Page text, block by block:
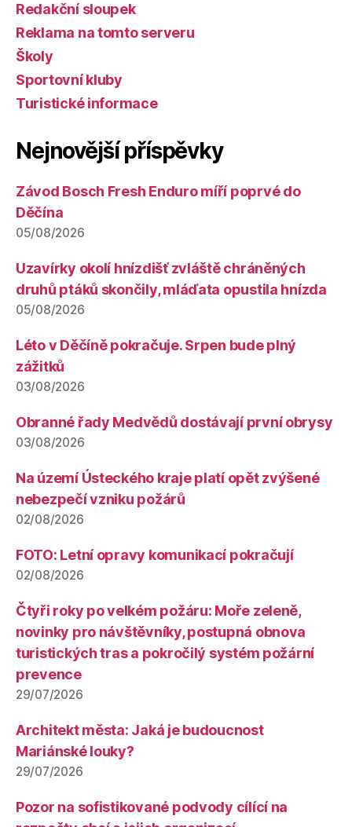
Redakční sloupek
Reklama na tomto serveru
Školy
Sportovní kluby
Turistické informace
Nejnovější příspěvky
Závod Bosch Fresh Enduro míří poprvé do
Děčína
05/08/2026
Uzavírky okolí hnízdišť zvláště chráněných
druhů ptáků skončily, mláďata opustila hnízda
05/08/2026
Léto v Děčíně pokračuje. Srpen bude plný
zážitků
03/08/2026
Obranné řady Medvědů dostávají první obrysy
03/08/2026
Na území Ústeckého kraje platí opět zvýšené
nebezpečí vzniku požárů
02/08/2026
FOTO: Letní opravy komunikací pokračují
02/08/2026
Čtyři roky po velkém požáru: Moře zeleně,
novinky pro návštěvníky, postupná obnova
turistických tras a pokročilý systém požární
prevence
29/07/2026
Architekt města: Jaká je budoucnost
Mariánské louky?
29/07/2026
Pozor na sofistikované podvody cílící na